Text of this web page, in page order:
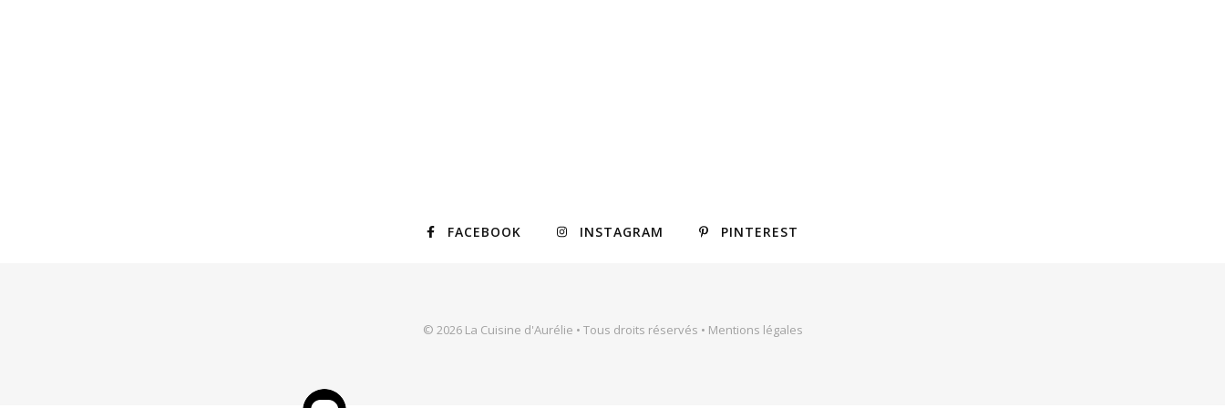
FACEBOOK INSTAGRAM PINTEREST
© 2026 La Cuisine d'Aurélie • Tous droits réservés • Mentions légales